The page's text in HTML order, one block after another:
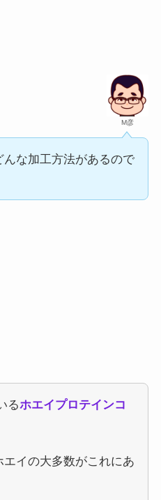
M彦
な加工方法があるので
るホエイプロテインコ
イの大多数がこれにあ